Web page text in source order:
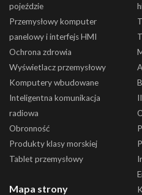
pojeździe
Przemysłowy komputer
panelowy i interfejs HMI
Ochrona zdrowia
Wyświetlacz przemysłowy
Komputery wbudowane
Inteligentna komunikacja
radiowa
Obronność
Produkty klasy morskiej
Tablet przemysłowy
Mapa strony